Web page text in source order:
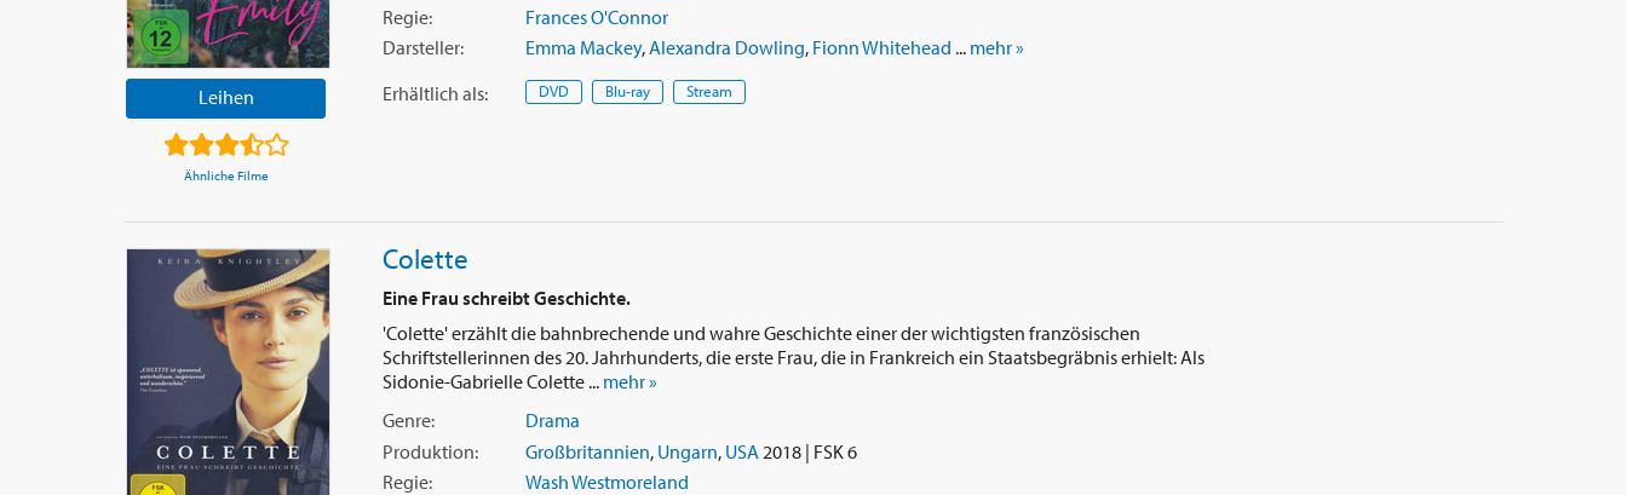
Leihen
Ähnliche Filme
Regie:
Frances O'Connor
Darsteller:
Emma Mackey,Alexandra Dowling, Fionn Whitehead ... mehr »
Erhältlich als: DVD Blu-ray Stream
Colette
Eine Frau schreibt Geschichte.
'Colette' erzählt die bahnbrechende und wahre Geschichte einer der wichtigsten französischen
Schriftstellerinnen des 20. Jahrhunderts, die erste Frau, die in Frankreich ein Staatsbegräbnis erhielt: Als
Sidonie-Gabrielle Colette ... mehr »
Genre:
Drama
Produktion:
Großbritannien, Ungarn, USA 2018 | FSK 6
Regie:
Wash Westmoreland